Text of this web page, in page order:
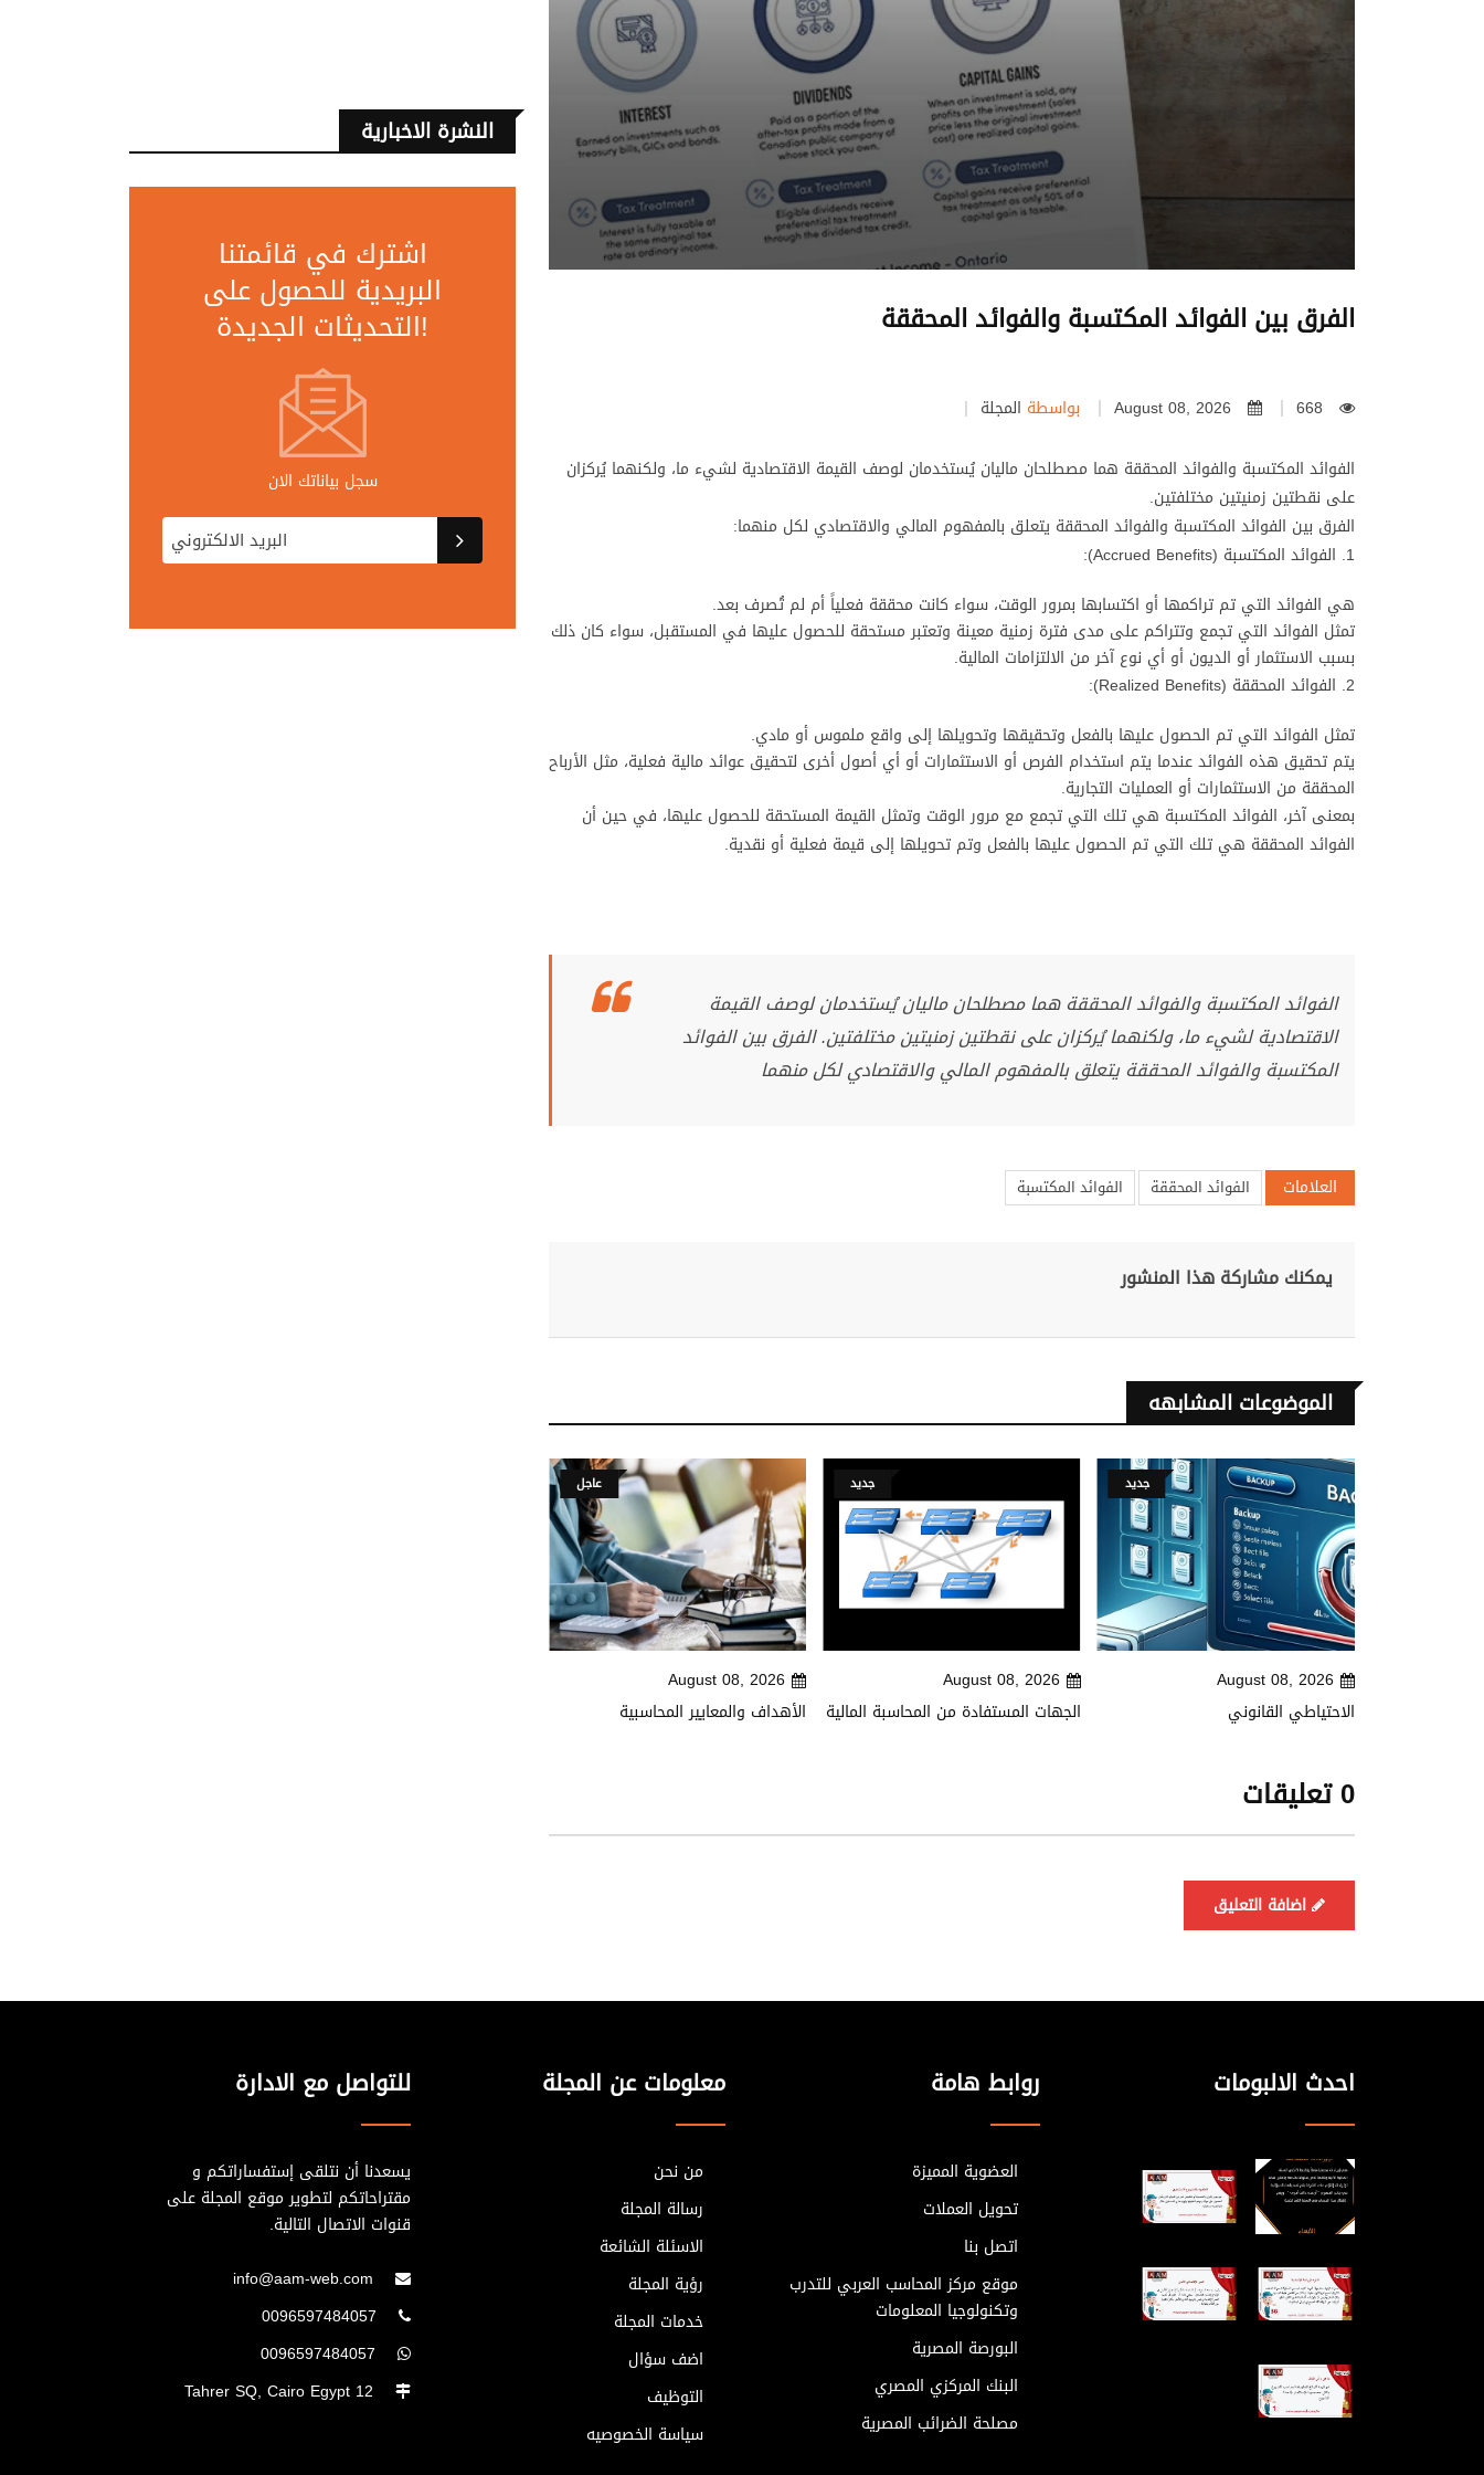
النشرة الاخبارية
اشترك في قائمتنا
البريدية للحصول على
التحديثات الجديدة!
سجل بياناتك الان
الفرق بين الفوائد المكتسبة والفوائد المحققة
بواسطة المجلة August 08, 2026 668
الفوائد المكتسبة والفوائد المحققة هما مصطلحان ماليان يُستخدمان لوصف القيمة الاقتصادية لشيء ما، ولكنهما يُركزان
على نقطتين زمنيتين مختلفتين.
الفرق بين الفوائد المكتسبة والفوائد المحققة يتعلق بالمفهوم المالي والاقتصادي لكل منهما:
1. الفوائد المكتسبة (Accrued Benefits):
هي الفوائد التي تم تراكمها أو اكتسابها بمرور الوقت، سواء كانت محققة فعلياً أم لم تُصرف بعد.
تمثل الفوائد التي تجمع وتتراكم على مدى فترة زمنية معينة وتعتبر مستحقة للحصول عليها في المستقبل، سواء كان ذلك
بسبب الاستثمار أو الديون أو أي نوع آخر من الالتزامات المالية.
2. الفوائد المحققة (Realized Benefits):
تمثل الفوائد التي تم الحصول عليها بالفعل وتحقيقها وتحويلها إلى واقع ملموس أو مادي.
يتم تحقيق هذه الفوائد عندما يتم استخدام الفرص أو الاستثمارات أو أي أصول أخرى لتحقيق عوائد مالية فعلية، مثل الأرباح
المحققة من الاستثمارات أو العمليات التجارية.
بمعنى آخر، الفوائد المكتسبة هي تلك التي تجمع مع مرور الوقت وتمثل القيمة المستحقة للحصول عليها، في حين أن
الفوائد المحققة هي تلك التي تم الحصول عليها بالفعل وتم تحويلها إلى قيمة فعلية أو نقدية.
الفوائد المكتسبة والفوائد المحققة هما مصطلحان ماليان يُستخدمان لوصف القيمة
الاقتصادية لشيء ما، ولكنهما يُركزان على نقطتين زمنيتين مختلفتين. الفرق بين الفوائد
المكتسبة والفوائد المحققة يتعلق بالمفهوم المالي والاقتصادي لكل منهما
العلامات الفوائد المحققة الفوائد المكتسبة
يمكنك مشاركة هذا المنشور
الموضوعات المشابهه
عاجل
August 08, 2026
الأهداف والمعايير المحاسبية
جديد
August 08, 2026
الجهات المستفادة من المحاسبة المالية
جديد
August 08, 2026
الاحتياطي القانوني
0 تعليقات
للتواصل مع الادارة
يسعدنا أن نتلقى إستفساراتكم و
مقتراحاتكم لتطوير موقع المجلة على
قنوات الاتصال التالية.
معلومات عن المجلة
من نحن
رسالة المجلة
الاسئلة الشائعة
رؤية المجلة
خدمات المجلة
اضف سؤال
التوظيف
سياسة الخصوصيه
روابط هامة
العضوية المميزة
تحويل العملات
اتصل بنا
موقع مركز المحاسب العربي للتدرب
وتكنولوجيا المعلومات
البورصة المصرية
البنك المركزي المصري
مصلحة الضرائب المصرية
احدث الالبومات